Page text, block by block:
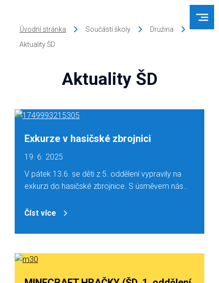
Úvodní stránka Součástí školy
Družina
Aktuality ŠD
Aktuality ŠD
Exkurze v hasičské zbrojnici
19. 6. 2025
V pátek 13.6. se děti z 5. oddělení vypravily na
exkurzi do hasičské zbrojnice. S úsměvem nás…
Číst více